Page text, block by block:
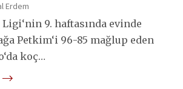
Erdem
9. haftasında evinde
Petkim‘i 96-85 mağlup eden
koç…